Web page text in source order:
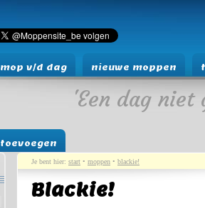
mop v/d dag nieuwe moppen
toevoegen
'Een dag
Je bent hier: start • moppen • blackie!
Blackie!